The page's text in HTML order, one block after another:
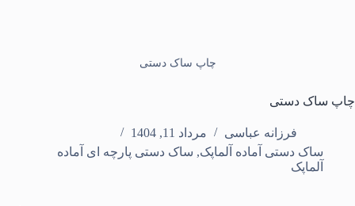
چاپ ساک دستی
چاپ ساک دستی
فرزانه عباسی
مرداد 11, 1404
ساک دستی آماده آلماپک, ساک دستی پارچه ای آماده
آلماپک